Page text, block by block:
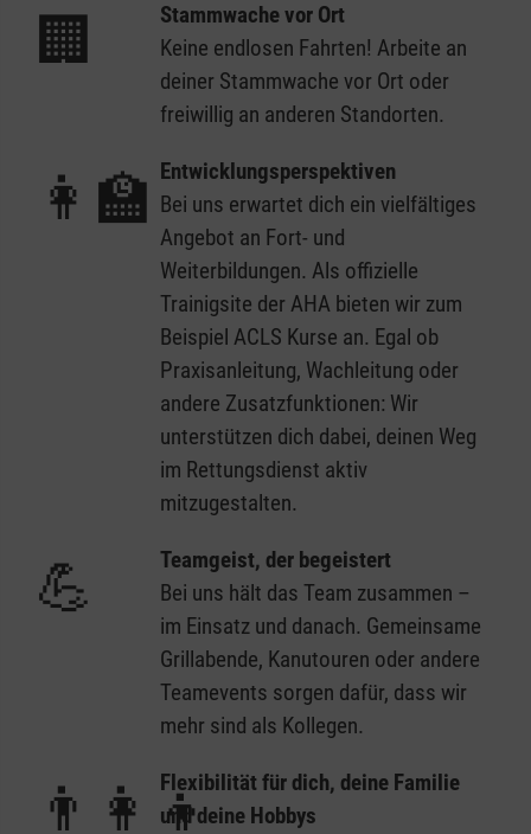
🏢
Stammwache vor Ort
Keine endlosen Fahrten! Arbeite an
deiner Stammwache vor Ort oder
freiwillig an anderen Standorten.
👩‍🏫 Entwicklungsperspektiven
Bei uns erwartet dich ein vielfältiges
Angebot an Fort- und
Weiterbildungen. Als offizielle
Trainigsite der AHA bieten wir zum
Beispiel ACLS Kurse an. Egal ob
Praxisanleitung, Wachleitung oder
andere Zusatzfunktionen: Wir
unterstützen dich dabei, deinen Weg
im Rettungsdienst aktiv
mitzugestalten.
💪
Teamgeist, der begeistert
Bei uns hält das Team zusammen –
im Einsatz und danach. Gemeinsame
Grillabende, Kanutouren oder andere
Teamevents sorgen dafür, dass wir
mehr sind als Kollegen.
👨‍👩‍👦Flexibilität für dich, deine Familie
und deine Hobbys